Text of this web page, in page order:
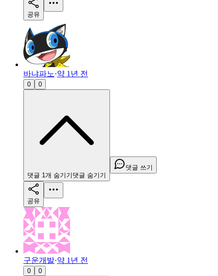
공유
바냐파노·약 1년 전
0 0
댓글 1개 숨기기 댓글 숨기기
댓글 쓰기
공유
구운개발·약 1년 전
0 0